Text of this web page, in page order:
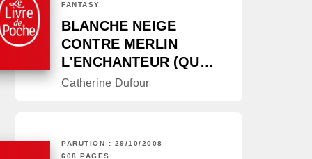
FANTASY
BLANCHE NEIGE
CONTRE MERLIN
L'ENCHANTEUR (QU…
Catherine Dufour
PARUTION : 29/10/2008
608 PAGES